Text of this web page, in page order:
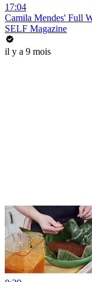
17:04
Camila Mendes' Full
SELF Magazine
il y a 9 mois